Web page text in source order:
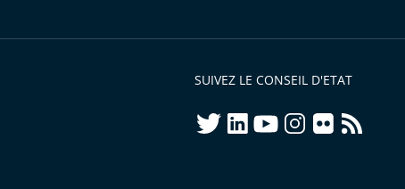
SUIVEZ LE CONSEIL D'ETAT
twitterlinkedInyoutubeinstagram
flickrrss